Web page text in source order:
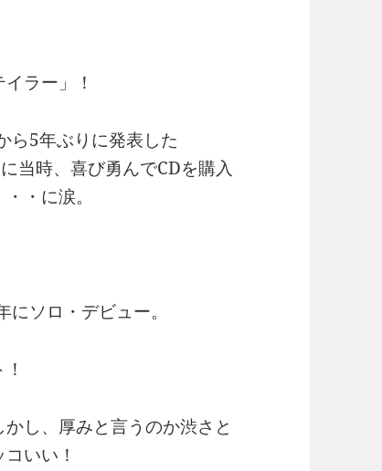
ラー」！
ら5年ぶりに発表した
当時、喜び勇んでCDを購入
・に涙。
ソロ・デビュー。
し、厚みと言うのか渋さと
いい！